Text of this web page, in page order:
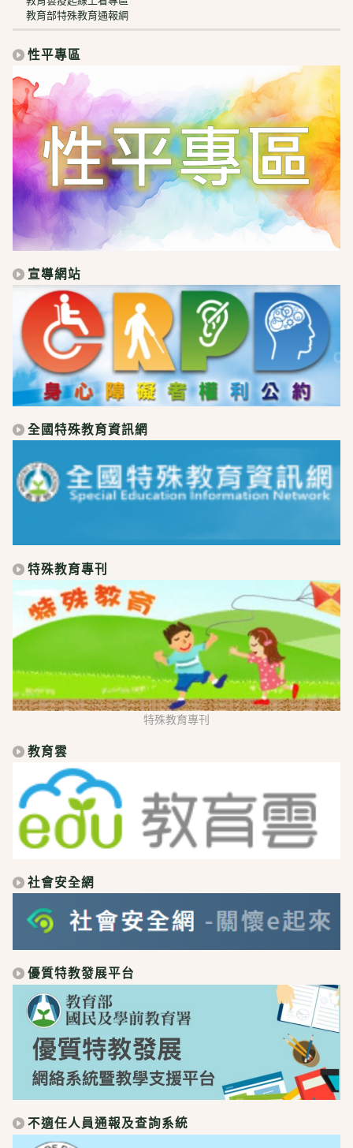
教育部特殊教育通報網
性平專區
宣導網站
全國特殊教育資訊網
特殊教育專刊
特殊教育專刊
教育雲
社會安全網
優質特教發展平台
不適任人員通報及查詢系統